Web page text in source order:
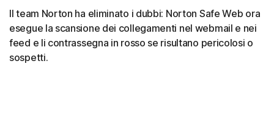
Il team Norton ha eliminato i dubbi: Norton Safe Web ora
esegue la scansione dei collegamenti nel webmail e nei
feed e li contrassegna in rosso se risultano pericolosi o
sospetti.